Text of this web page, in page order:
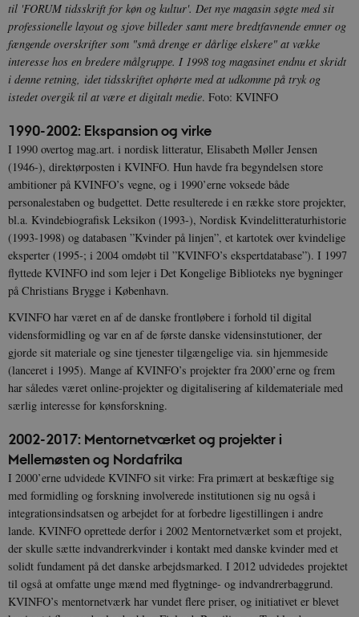
til 'FORUM tidsskrift for køn og kultur'. Det nye magasin søgte med sit
professionelle layout og sjove billeder samt mere bredtfavnende emner og
fængende overskrifter som "små drenge er dårlige elskere" at vække
interesse hos en bredere målgruppe. I 1998 tog magasinet endnu et skridt
i denne retning, idet tidsskriftet ophørte med at udkomme på tryk og
istedet overgik til at være et digitalt medie. Foto: KVINFO
1990-2002: Ekspansion og virke
I 1990 overtog mag.art. i nordisk litteratur, Elisabeth Møller Jensen
(1946-), direktørposten i KVINFO. Hun havde fra begyndelsen store
ambitioner på KVINFO’s vegne, og i 1990’erne voksede både
personalestaben og budgettet. Dette resulterede i en række store projekter,
bl.a. Kvindebiografisk Leksikon (1993-), Nordisk Kvindelitteraturhistorie
(1993-1998) og databasen ”Kvinder på linjen”, et kartotek over kvindelige
eksperter (1995-; i 2004 omdøbt til ”KVINFO’s ekspertdatabase”). I 1997
flyttede KVINFO ind som lejer i Det Kongelige Biblioteks nye bygninger
på Christians Brygge i København.
KVINFO har været en af de danske frontløbere i forhold til digital
vidensformidling og var en af de første danske vidensinstutioner, der
gjorde sit materiale og sine tjenester tilgængelige via. sin hjemmeside
(lanceret i 1995). Mange af KVINFO’s projekter fra 2000’erne og frem
har således været online-projekter og digitalisering af kildemateriale med
særlig interesse for kønsforskning.
2002-2017: Mentornetværket og projekter i
Mellemøsten og Nordafrika
I 2000’erne udvidede KVINFO sit virke: Fra primært at beskæftige sig
med formidling og forskning involverede institutionen sig nu også i
integrationsindsatsen og arbejdet for at forbedre ligestillingen i andre
lande. KVINFO oprettede derfor i 2002 Mentornetværket som et projekt,
der skulle sætte indvandrerkvinder i kontakt med danske kvinder med et
solidt fundament på det danske arbejdsmarked. I 2012 udvidedes projektet
til også at omfatte unge mænd med flygtninge- og indvandrerbaggrund.
KVINFO’s mentornetværk har vundet flere priser, og initiativet er blevet